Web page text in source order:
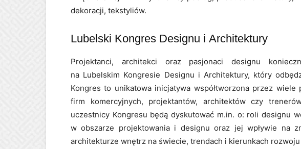
dekoracji, tekstyliów.
Lubelski Kongres Designu i Architektury
Projektanci, architekci oraz pasjonaci designu
na Lubelskim Kongresie Designu i Architektury, który
Kongres to unikatowa inicjatywa współtworzona przez
firm komercyjnych, projektantów, architektów czy
uczestnicy Kongresu będą dyskutować m.in. o: roli designu
w obszarze projektowania i designu oraz jej wpływie na
architekturze wnętrz na świecie, trendach i kierunkach